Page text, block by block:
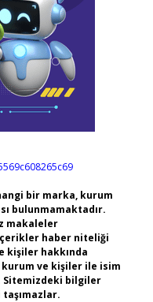
bir marka, kurum
bulunmamaktadır.
makaleler
haber niteliği
kişiler hakkında
kurum ve kişiler ile isim
bilgiler